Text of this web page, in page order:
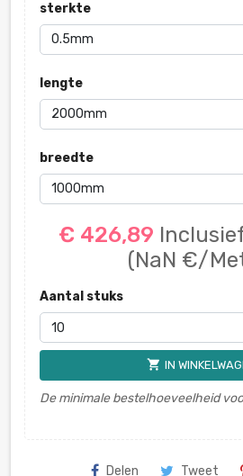
sterkte
lengte
breedte
€ 426,89
(NaN €/
Aantal stuks
shopping_cart IN
De minimale bestelhoeveelheid
Delen Tweet